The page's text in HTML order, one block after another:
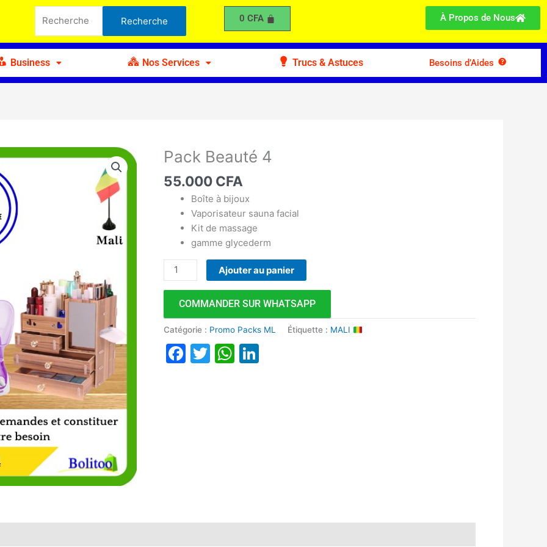
pour :
Recherche 0 CFA À Propos de Nous
Business Nos Services Trucs & Astuces Besoins d’Aides
Pack Beauté 4
55.000 CFA
Boîte à bijoux
Vaporisateur sauna facial
Kit de massage
gamme glycederm
quantité
Pack
Beauté
Ajouter au panier
COMMANDER SUR WHATSAPP
Catégorie : Promo Packs ML Étiquette : MALI
Facebook
TwitterWhatsApp